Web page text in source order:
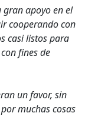
gran apoyo en el
cooperando con
casi listos para
fines de
un favor, sin
muchas cosas